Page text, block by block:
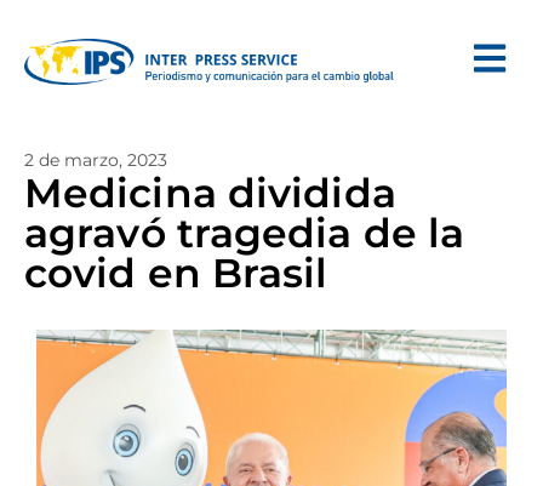
2 de marzo, 2023
Medicina dividida
agravó tragedia de la
covid en Brasil